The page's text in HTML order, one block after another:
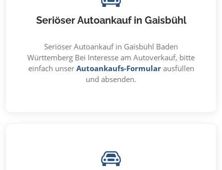
Seriöser Autoankauf in Gaisbühl
Seriöser Autoankauf in Gaisbühl Baden
Württemberg Bei Interesse am Autoverkauf, bitte
einfach unser Autoankaufs-Formularausfüllen
und absenden.